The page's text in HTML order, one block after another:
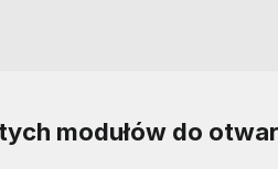
modułów do